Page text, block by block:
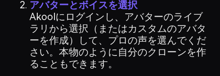
アバターとボイスを選択
Akoolにログインし、アバターのライブ
ラリから選択（またはカスタムのアバタ
ーを作成）して、プロの声を選んでくだ
さい。本物のように自分のクローンを作
ることもできます。